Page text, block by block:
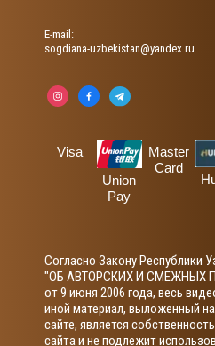
Е-mail:
sogdiana-uzbekistan@yandex.ru
Visa
Union
Pay
Master
Card
Согласно Закону Республики
"ОБ АВТОРСКИХ И СМЕЖНЫХ
от 9 июня 2006 года, весь
иной материал, выложенный
сайте, является
сайта и не подлежит